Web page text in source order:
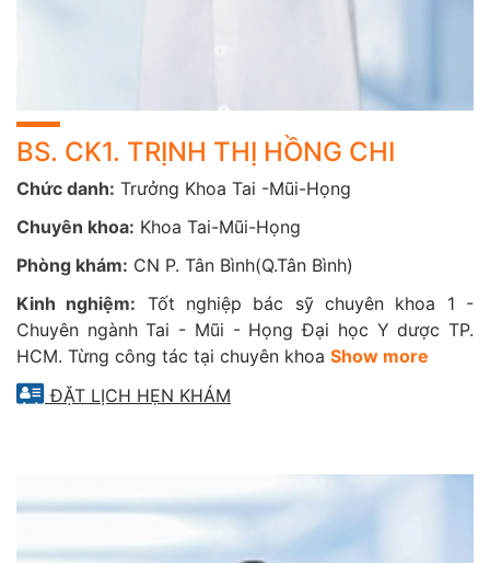
Từng điều trị ung thư hoặc có u vùng đầu – cổ
**** Khi cần tầm soát chuyên sâu:
Ung thư vòm họng, thanh quản, xoang
tính vùng tai mũi họng
CarePlus trang bị hệ thống thiết bị hiện đại nhằm hỗ trợ
chẩn đoán và điều trị hiệu quả các bệnh lý tai mũi họng:
Máy nội soi tai mũi họng Olympus (Nhật Bản) với
Máy siêu âm Doppler màu, Thiết bị đo thính lực, hệ
thống xét nghiệm tự động hiện đại cùng nhiều trang
BS. CK1. TRỊNH THỊ HỒNG CHI
Chức danh: Trưởng Khoa Tai -Mũi-Họng
Chuyên khoa: Khoa Tai-Mũi-Họng
Phòng khám: CN P. Tân Bình(Q.Tân Bình)
Kinh nghiệm: Tốt nghiệp bác sỹ chuyên khoa 1 -
Chuyên ngành Tai - Mũi - Họng Đại học Y dược TP.
HCM. Từng công tác tại chuyên khoa Show more
ĐẶT LỊCH HẸN KHÁM